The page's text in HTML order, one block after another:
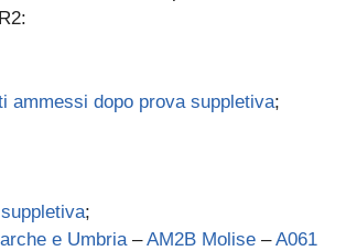
ammessi dopo prova suppletiva;
;
e Umbria –AM2B Molise –A061